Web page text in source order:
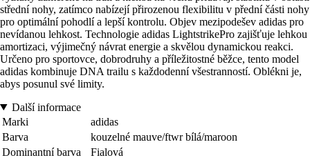
střední nohy, zatímco nabízejí přirozenou flexibilitu v přední části nohy
pro optimální pohodlí a lepší kontrolu. Objev mezipodešev adidas pro
nevídanou lehkost. Technologie adidas LightstrikePro zajišťuje lehkou
amortizaci, výjimečný návrat energie a skvělou dynamickou reakci.
Určeno pro sportovce, dobrodruhy a příležitostné běžce, tento model
adidas kombinuje DNA trailu s každodenní všestranností. Oblékni je,
abys posunul své limity.
Další informace
Marki
adidas
Barva
kouzelné mauve/ftwr bílá/maroon
Dominantní barva
Fialová